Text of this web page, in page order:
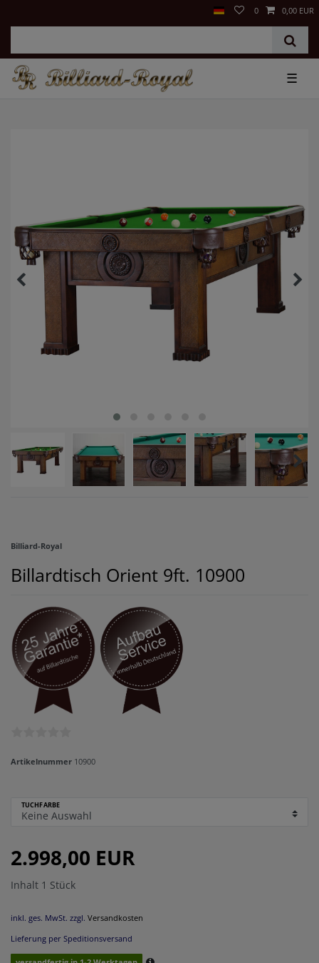
0 0,00 EUR
☰
Billiard-Royal
Billardtisch Orient 9ft. 10900
Artikelnummer 10900
TUCHFARBE
2.998,00 EUR
Inhalt 1 Stück
inkl. ges. MwSt. zzgl. Versandkosten
Lieferung per Speditionsversand